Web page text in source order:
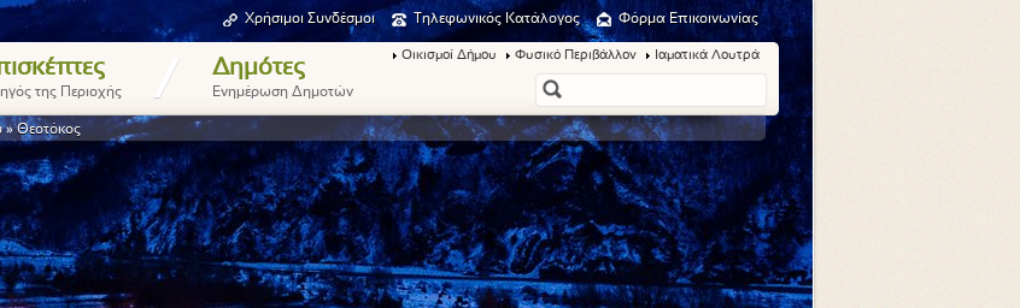
Χρήσιμοι Συνδέσμοι Τηλεφωνικός Κατάλογος Φόρμα Επικοινωνίας
της Περιοχής / Δημότες
Ενημέρωση Δημοτών
Οικισμοί Δήμου Φυσικό Περιβάλλον Ιαματικά Λουτρά
»Θεοτόκος